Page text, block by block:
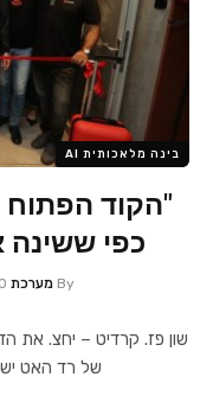
בינה מלאכותית AI
כפי ששינה
By מערכת AVMASTER 10
שון פז. קרדיט – יחצ. את
של רד האט